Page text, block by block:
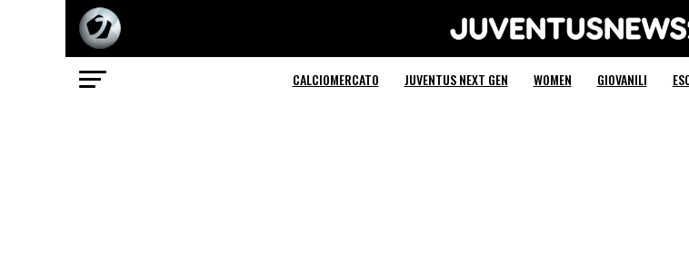
Juventus News 24
CALCIOMERCATO JUVENTUS NEXT GEN WOMEN GIOVANILI